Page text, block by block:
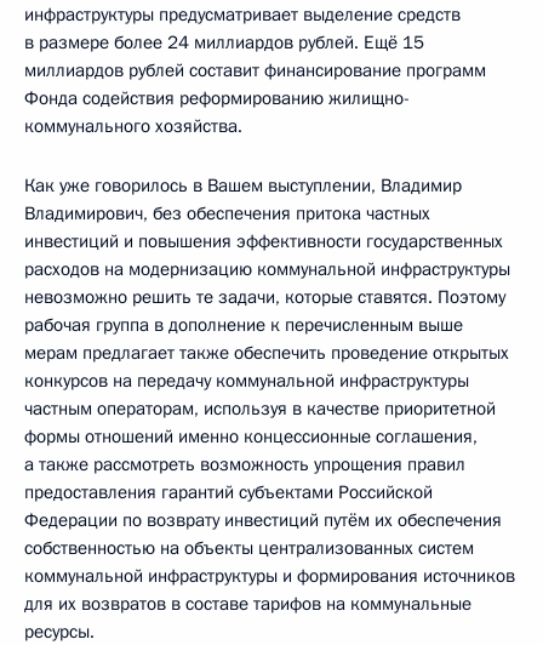
инфраструктуры предусматривает выделение средств
в размере более 24 миллиардов рублей. Ещё 15
миллиардов рублей составит финансирование программ
Фонда содействия реформированию жилищно-
коммунального хозяйства.
Как уже говорилось в Вашем выступлении, Владимир
Владимирович, без обеспечения притока частных
инвестиций и повышения эффективности государственных
расходов на модернизацию коммунальной инфраструктуры
невозможно решить те задачи, которые ставятся. Поэтому
рабочая группа в дополнение к перечисленным выше
мерам предлагает также обеспечить проведение открытых
конкурсов на передачу коммунальной инфраструктуры
частным операторам, используя в качестве приоритетной
формы отношений именно концессионные соглашения,
а также рассмотреть возможность упрощения правил
предоставления гарантий субъектами Российской
Федерации по возврату инвестиций путём их обеспечения
собственностью на объекты централизованных систем
коммунальной инфраструктуры и формирования источников
для их возвратов в составе тарифов на коммунальные
ресурсы.